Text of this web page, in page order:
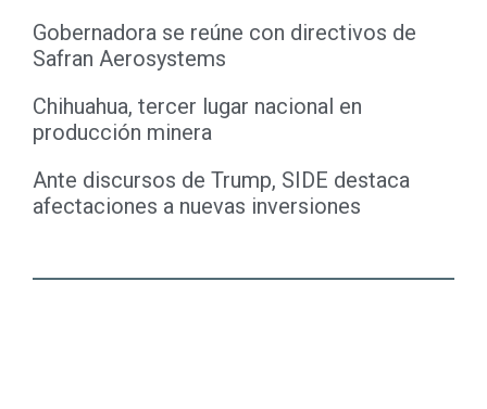
Gobernadora se reúne con directivos de
Safran Aerosystems
Chihuahua, tercer lugar nacional en
producción minera
Ante discursos de Trump, SIDE destaca
afectaciones a nuevas inversiones